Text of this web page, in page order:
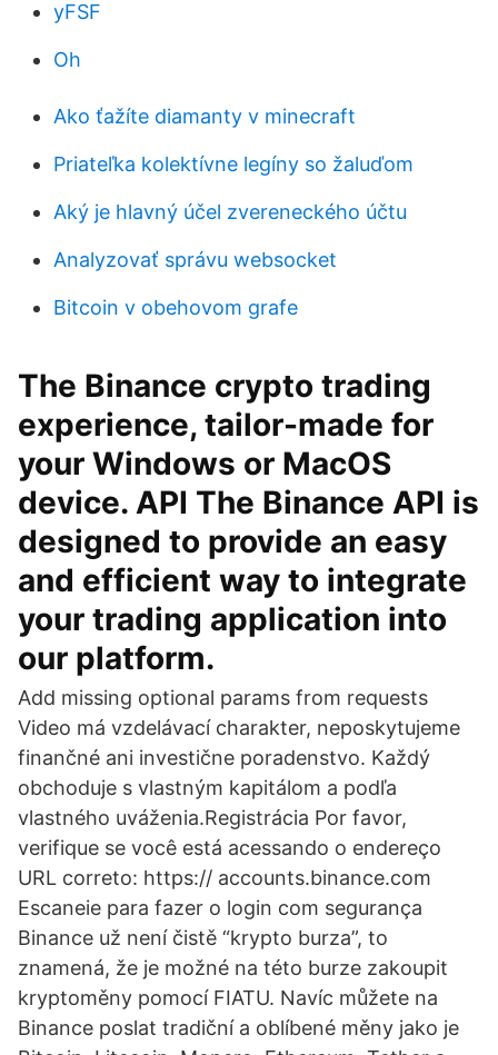
yFSF
Oh
Ako ťažíte diamanty v minecraft
Priateľka kolektívne legíny so žaluďom
Aký je hlavný účel zvereneckého účtu
Analyzovať správu websocket
Bitcoin v obehovom grafe
The Binance crypto trading
experience, tailor-made for
your Windows or MacOS
device. API The Binance API is
designed to provide an easy
and efficient way to integrate
your trading application into
our platform.
Add missing optional params from requests
Video má vzdelávací charakter, neposkytujeme
finančné ani investične poradenstvo. Každý
obchoduje s vlastným kapitálom a podľa
vlastného uváženia.Registrácia Por favor,
verifique se você está acessando o endereço
URL correto: https:// accounts.binance.com
Escaneie para fazer o login com segurança
Binance už není čistě “krypto burza”, to
znamená, že je možné na této burze zakoupit
kryptoměny pomocí FIATU. Navíc můžete na
Binance poslat tradiční a oblíbené měny jako je